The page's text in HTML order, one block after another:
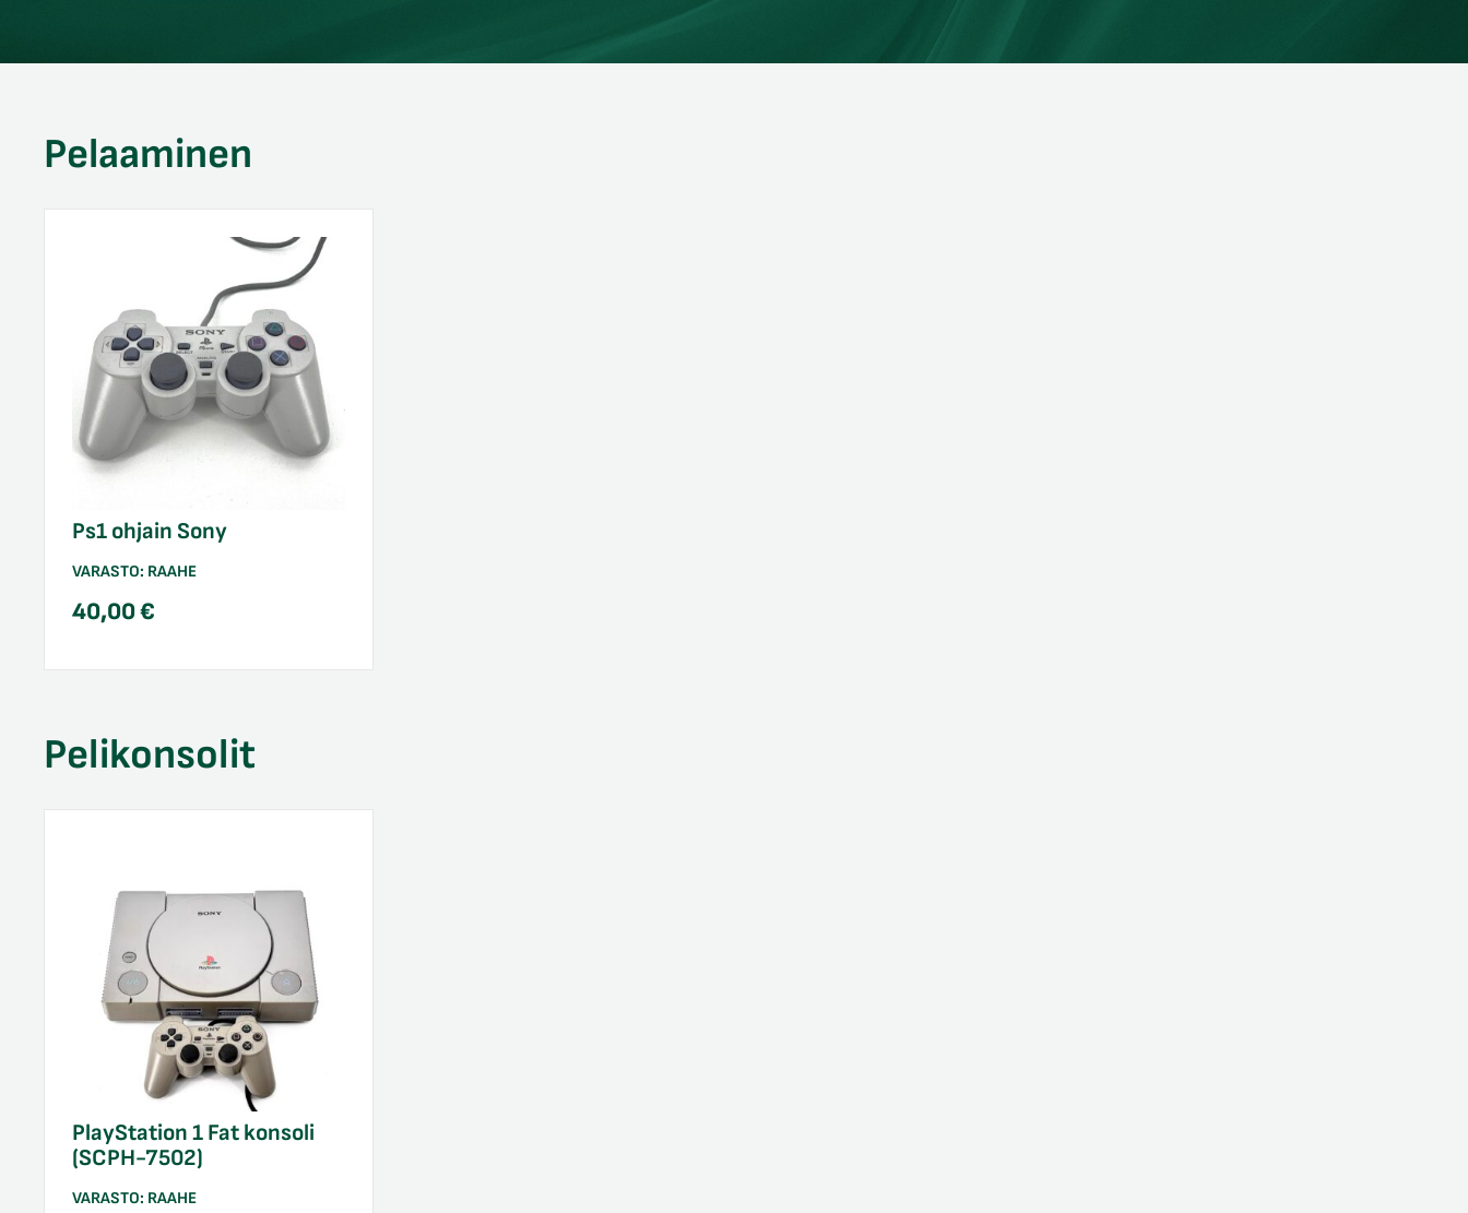
Pelaaminen
Ps1 ohjain Sony
VARASTO: RAAHE
40,00€
Pelikonsolit
PlayStation 1 Fat konsoli
(SCPH-7502)
VARASTO: RAAHE